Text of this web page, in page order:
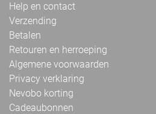
Help en contact
Verzending
Betalen
Retouren en herroeping
Algemene voorwaarden
Privacy verklaring
Nevobo korting
Cadeaubonnen